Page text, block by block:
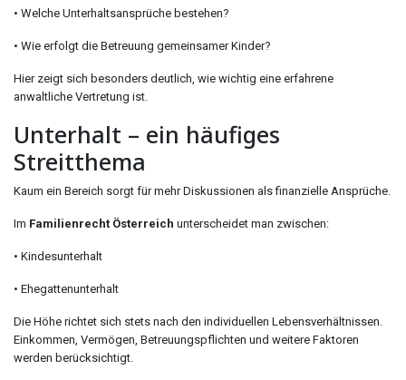
• Welche Unterhaltsansprüche bestehen?
• Wie erfolgt die Betreuung gemeinsamer Kinder?
Hier zeigt sich besonders deutlich, wie wichtig eine erfahrene
anwaltliche Vertretung ist.
Unterhalt – ein häufiges
Streitthema
Kaum ein Bereich sorgt für mehr Diskussionen als finanzielle Ansprüche.
Im Familienrecht Österreich unterscheidet man zwischen:
• Kindesunterhalt
• Ehegattenunterhalt
Die Höhe richtet sich stets nach den individuellen Lebensverhältnissen.
Einkommen, Vermögen, Betreuungspflichten und weitere Faktoren
werden berücksichtigt.